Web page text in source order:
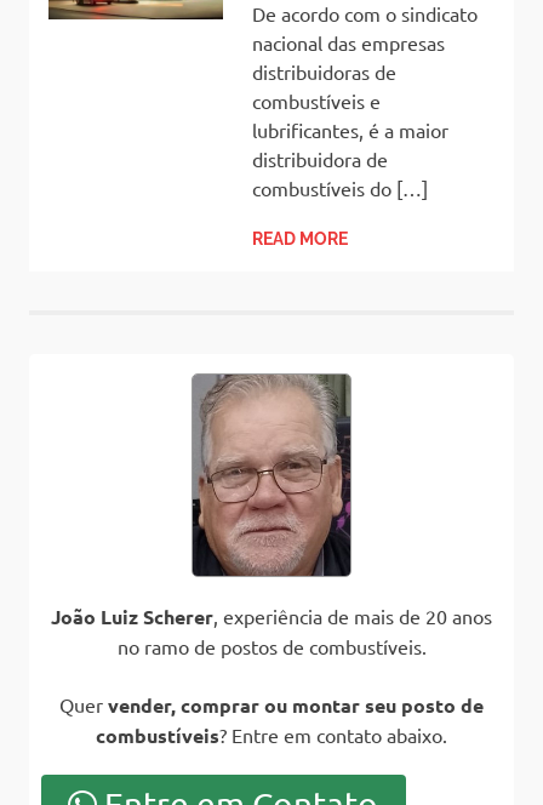
De acordo com o sindicato
nacional das empresas
distribuidoras de
combustíveis e
lubrificantes, é a maior
distribuidora de
combustíveis do […]
READ MORE
João Luiz Scherer, experiência de mais de 20 anos
no ramo de postos de combustíveis.
Quer vender, comprar ou montar seu posto de
combustíveis? Entre em contato abaixo.